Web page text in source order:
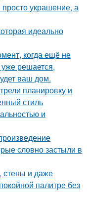
просто украшение, а
идеально
когда ещё не
решается,
ваш дом.
планировку и
стиль
и
словно застыли в
стены и даже
палитре без